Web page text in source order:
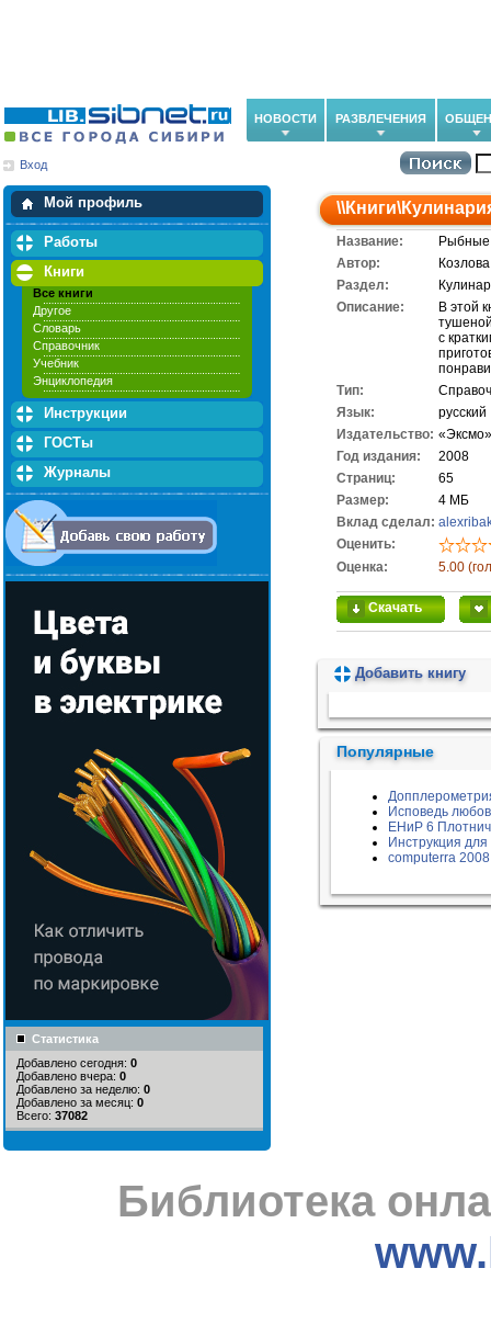
НОВОСТИ РАЗВЛЕЧЕНИЯ
Вход
Мой профиль
Мои закладки
Работы
Книги
Все книги
Другое
Словарь
Справочник
Учебник
Энциклопедия
Инструкции
ГОСТы
Журналы
Статистика
Добавлено сегодня: 0
Добавлено вчера: 0
Добавлено за неделю: 0
Добавлено за месяц: 0
Всего: 37082
\\Книги\
Название:
Рыбные
Автор:
Раздел:
Описание:
В этой
с
Тип:
Язык:
русский
Издательство: «Эксмо»
Год издания:
2008
Cтраниц:
65
Размер:
4 МБ
Вклад сделал:
Оценить:
Оценка:
5.00
Скачать
Добавить книгу
Популярные
Исповедь
ЕНиР 6
Инструкция
computerra
Библиотека